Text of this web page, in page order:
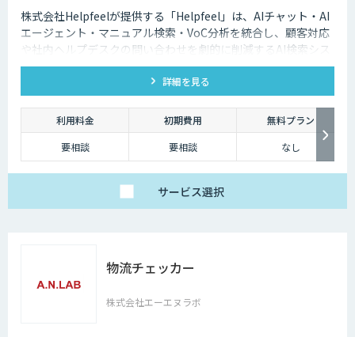
株式会社Helpfeelが提供する「Helpfeel」は、AIチャット・AI
エージェント・マニュアル検索・VoC分析を統合し、顧客対応
や社内ヘルプデスクの問い合わせを劇的に削減するAI検索シス
テムです。特許技術と手厚い伴走支援で、誰でも即座に答えを
詳細を見る
利用料金 初期費用
無料プラン
要相談
要相談 なし
サービス選択
物流チェッカー
株式会社エーエヌラボ